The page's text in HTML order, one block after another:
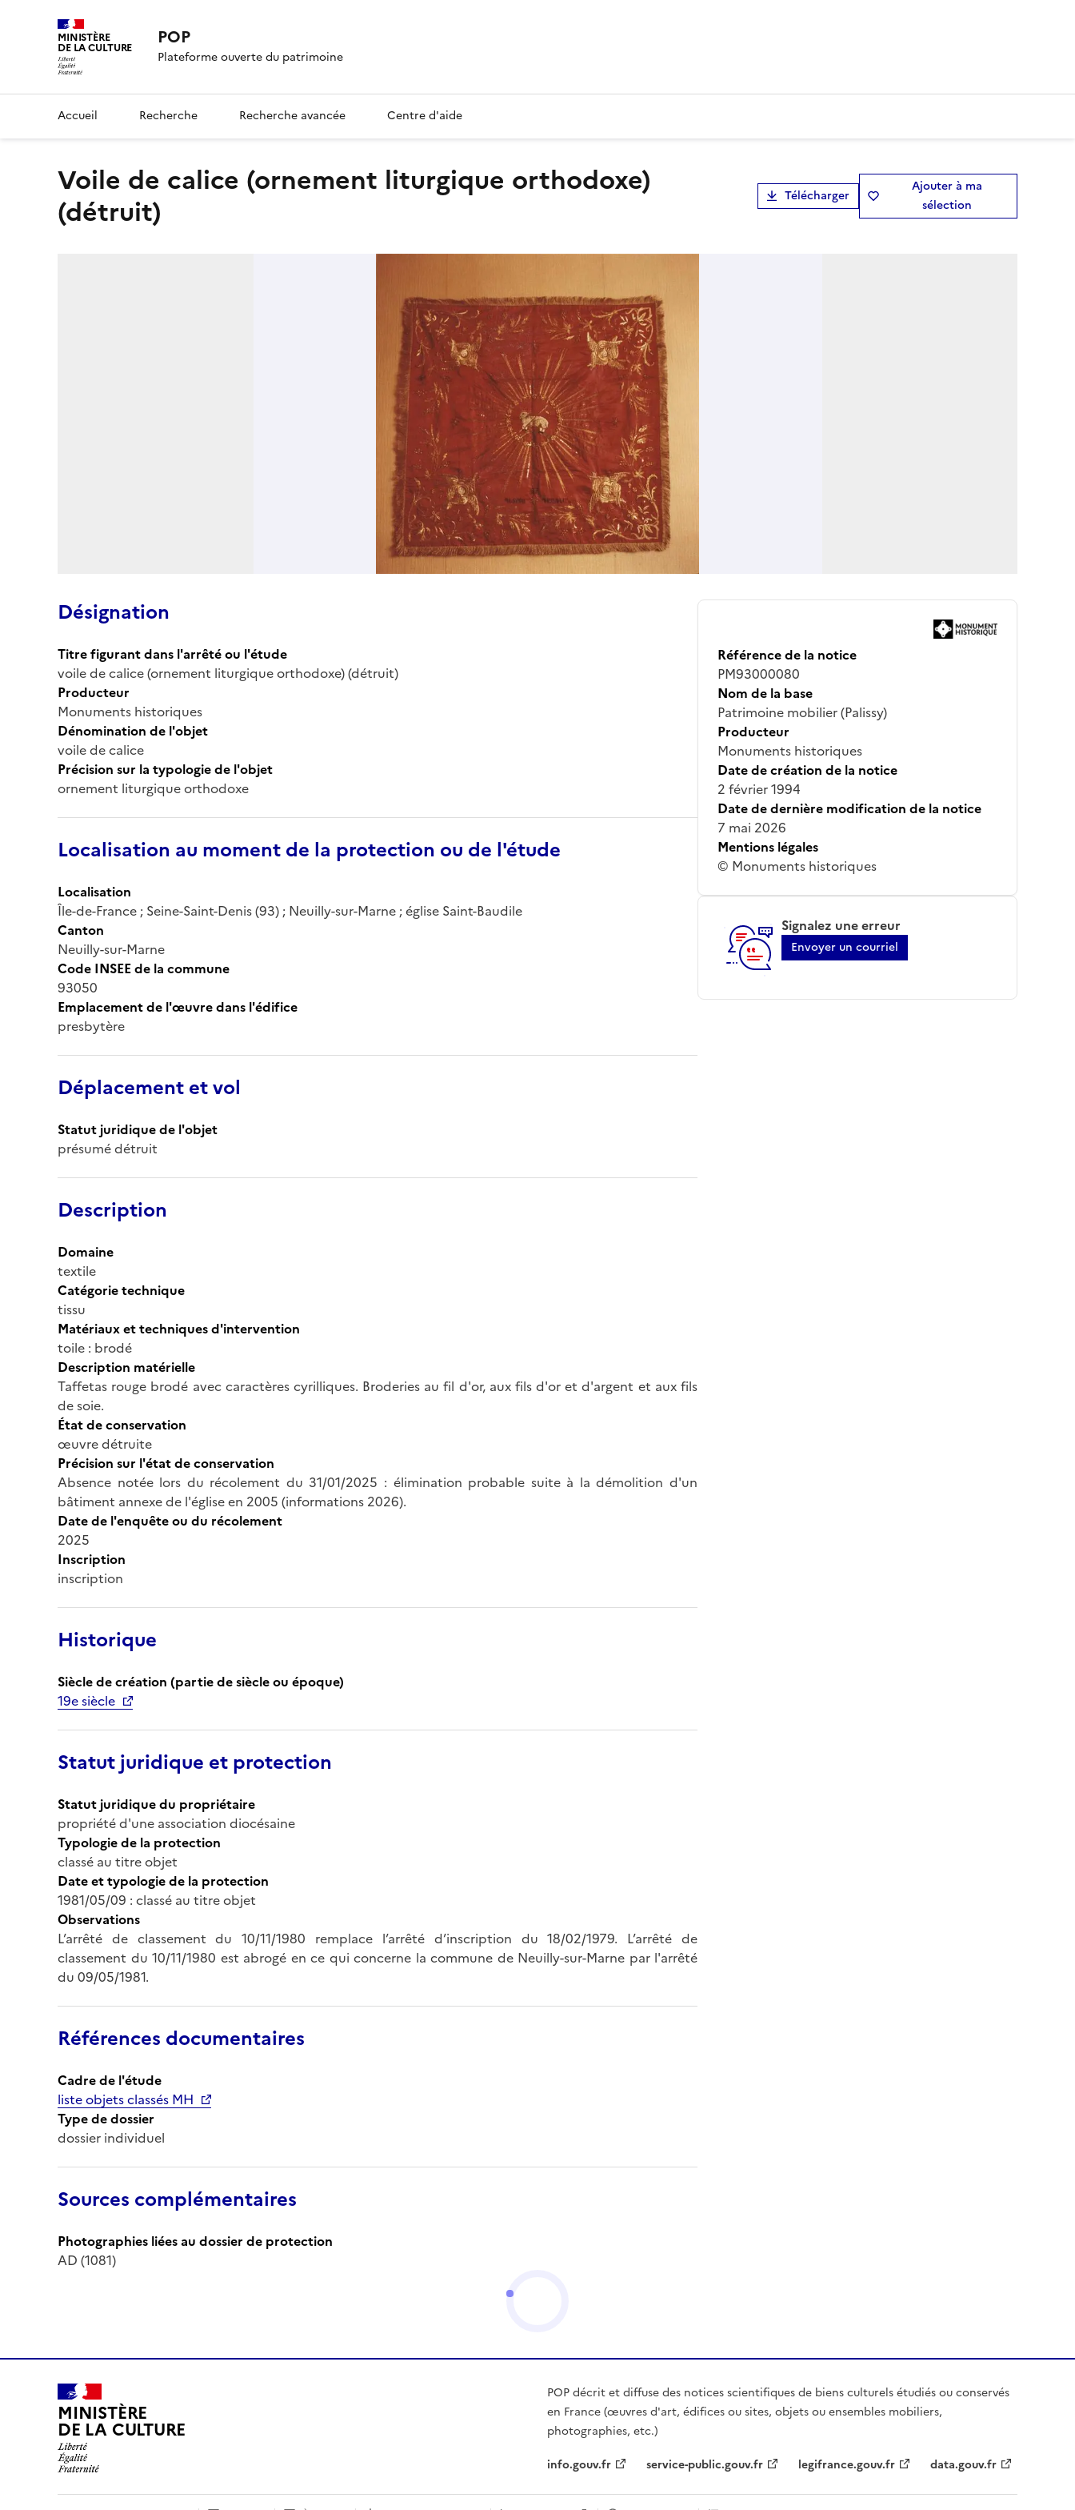
MINISTÈRE
DE LA CULTURE POP
Plateforme ouverte du patrimoine
Accueil Recherche Recherche avancée Centre d'aide
voile de calice (ornement liturgique orthodoxe)
(détruit)
Télécharger
Ajouter à ma
sélection
Désignation
Titre figurant dans l'arrêté ou l'étude
voile de calice (ornement liturgique orthodoxe) (détruit)
Producteur
Monuments historiques
Dénomination de l'objet
voile de calice
Précision sur la typologie de l'objet
ornement liturgique orthodoxe
Localisation au moment de la protection ou de l'étude
Localisation
Île-de-France ; Seine-Saint-Denis (93) ; Neuilly-sur-Marne ; église Saint-Baudile
Canton
Neuilly-sur-Marne
Code INSEE de la commune
93050
Emplacement de l'œuvre dans l'édifice
presbytère
Déplacement et vol
Statut juridique de l'objet
présumé détruit
Description
Domaine
textile
Catégorie technique
tissu
Matériaux et techniques d'intervention
toile : brodé
Description matérielle
Taffetas rouge brodé avec caractères cyrilliques. Broderies au fil d'or, aux fils d'or et d'argent et aux fils
de soie.
État de conservation
œuvre détruite
Précision sur l'état de conservation
Absence notée lors du récolement du 31/01/2025 : élimination probable suite à la démolition d'un
bâtiment annexe de l'église en 2005 (informations 2026).
Date de l'enquête ou du récolement
2025
Inscription
inscription
Historique
Siècle de création (partie de siècle ou époque)
19e siècle
Statut juridique et protection
Statut juridique du propriétaire
propriété d'une association diocésaine
Typologie de la protection
classé au titre objet
Date et typologie de la protection
1981/05/09 : classé au titre objet
Observations
L’arrêté de classement du 10/11/1980 remplace l’arrêté d’inscription du 18/02/1979. L’arrêté de
classement du 10/11/1980 est abrogé en ce qui concerne la commune de Neuilly-sur-Marne par l'arrêté
du 09/05/1981.
Références documentaires
Cadre de l'étude
liste objets classés MH
Type de dossier
dossier individuel
Sources complémentaires
Photographies liées au dossier de protection
AD (1081)
Référence de la notice
PM93000080
Nom de la base
Patrimoine mobilier (Palissy)
Producteur
Monuments historiques
Date de création de la notice
2 février 1994
Date de dernière modification de la notice
7 mai 2026
Mentions légales
© Monuments historiques
Signalez une erreur
Envoyer un courriel
MINISTÈRE
DE LA CULTURE
POP décrit et diffuse des notices scientifiques de biens culturels étudiés ou conservés
en France (œuvres d'art, édifices ou sites, objets ou ensembles mobiliers,
photographies, etc.)
info.gouv.fr
service-public.gouv.fr legifrance.gouv.fr data.gouv.fr